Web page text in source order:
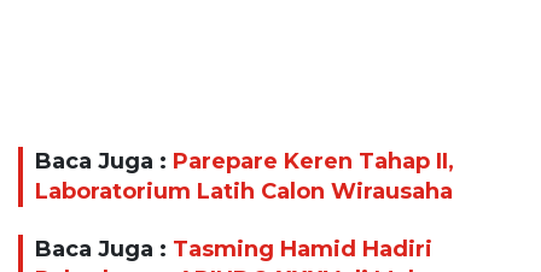
Baca Juga : Parepare Keren Tahap II,
Laboratorium Latih Calon Wirausaha
Baca Juga : Tasming Hamid Hadiri